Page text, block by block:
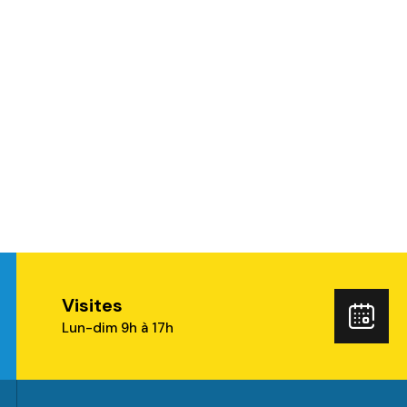
Visites
Lun-dim 9h à 17h